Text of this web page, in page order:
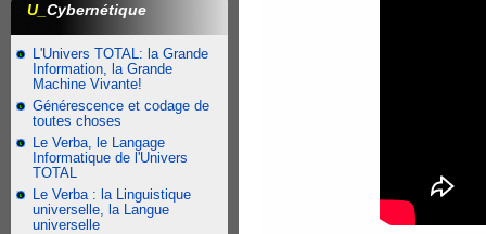
U_ Cybernétique
L'Univers TOTAL: la Grande
Information, la Grande
Machine Vivante!
Générescence et codage de
toutes choses
Le Verba, le Langage
Informatique de l'Univers
TOTAL
Le Verba : la Linguistique
universelle, la Langue
universelle